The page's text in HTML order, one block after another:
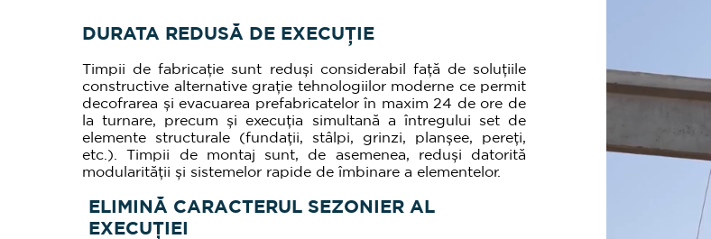
DURATA REDUSĂ DE EXECUȚIE
Timpii de fabricație sunt reduși considerabil față de soluțiile
constructive alternative grație tehnologiilor moderne ce permit
decofrarea și evacuarea prefabricatelor în maxim 24 de ore de
la turnare, precum și execuția simultană a întregului set de
elemente structurale (fundații, stâlpi, grinzi, planșee, pereți,
etc.). Timpii de montaj sunt, de asemenea, reduși datorită
modularității și sistemelor rapide de îmbinare a elementelor.
ELIMINĂ CARACTERUL SEZONIER AL
EXECUȚIEI